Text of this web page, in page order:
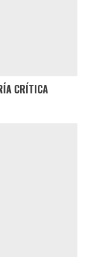
CRÍTICA